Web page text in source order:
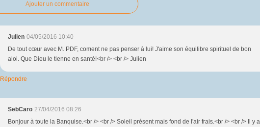
Ajouter un commentaire
Julien 04/05/2016 10:40
De tout cœur avec M. PDF, coment ne pas penser à lui! J'aime son équilibre spirituel de bon
aloi. Que Dieu le tienne en santé!<br /> <br /> Julien
Répondre
SebCaro 27/04/2016 08:26
Bonjour à toute la Banquise.<br /> <br /> Soleil présent mais fond de l'air frais.<br /> <br /> Il y a